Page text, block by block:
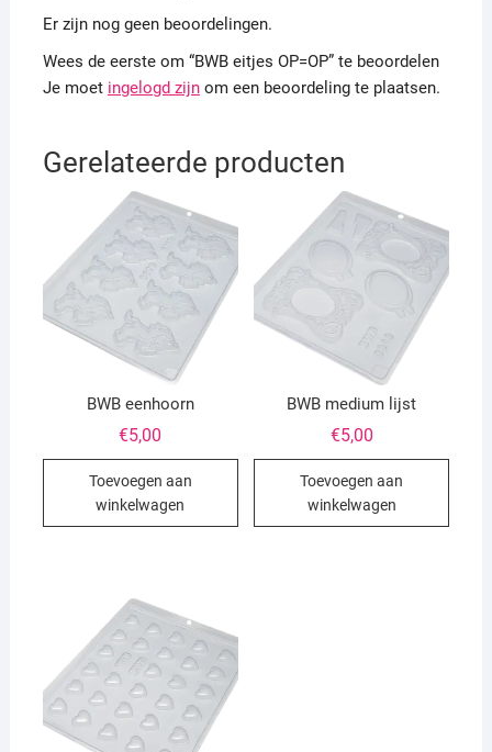
Er zijn nog geen beoordelingen.
Wees de eerste om “BWB eitjes OP=OP” te beoordelen
Je moet ingelogd zijnom een beoordeling te plaatsen.
Gerelateerde producten
BWB eenhoorn
€5,00
Toevoegen aan
winkelwagen
BWB medium lijst
€5,00
Toevoegen aan
winkelwagen